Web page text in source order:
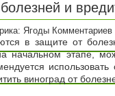
и
Ягоды Комментариев
в защите от
начальном этапе,
виноград от